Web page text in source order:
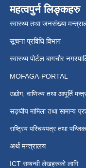
महत्वपुर्न लिङ्कहरु
स्वास्थ्य तथा जनसंख्या
सूचना प्रविधि विभाग
स्वास्थ्य पोर्टल बागचौर
MOFAGA-PORTAL
उद्योग, वाणिज्य तथा आपूर्ति
सङ्घीय मामिला तथा सामान्य
राष्ट्रिय परिचयपत्र तथा
अर्थ मन्त्रालय
ICT सम्बन्धी लेखहरुको लागि